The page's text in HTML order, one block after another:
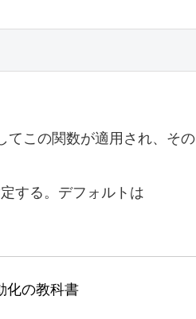
てこの関数が適用され、その
する。デフォルトは
化の教科書